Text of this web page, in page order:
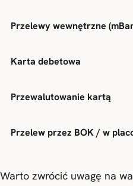
Przelewy wewnętrzne
Karta debetowa
Przewalutowanie kartą
Przelew przez BOK / w
Warto zwrócić uwagę na